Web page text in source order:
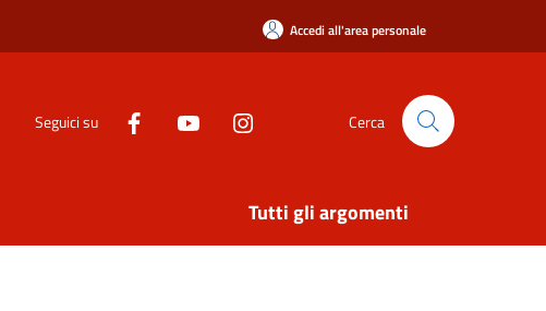
Accedi all'area personale
Seguici su Cerca
Tutti gli argomenti